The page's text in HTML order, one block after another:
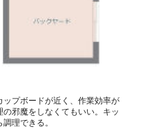
プボードが近く、作業効率が
邪魔をしなくてもいい。キッ
理できる。